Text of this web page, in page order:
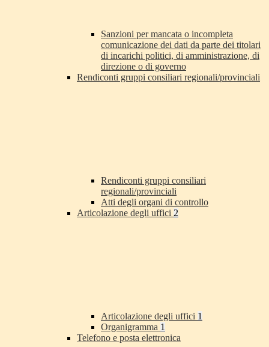
Sanzioni per mancata o incompleta
comunicazione dei dati da parte dei titolari
di incarichi politici, di amministrazione, di
direzione o di governo
Rendiconti gruppi consiliari regionali/provinciali
Rendiconti gruppi consiliari
regionali/provinciali
Atti degli organi di controllo
Articolazione degli uffici 2
Articolazione degli uffici 1
Organigramma 1
Telefono e posta elettronica